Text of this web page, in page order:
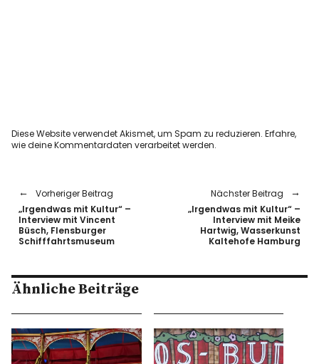
Diese Website verwendet Akismet, um Spam zu reduzieren.Erfahre,
wie deine Kommentardaten verarbeitet werden.
Vorheriger Beitrag
„Irgendwas mit Kultur“ –
Interview mit Vincent
Büsch, Flensburger
Schifffahrtsmuseum
Nächster Beitrag
„Irgendwas mit Kultur“ –
Interview mit Meike
Hartwig, Wasserkunst
Kaltehofe Hamburg
Ähnliche Beiträge